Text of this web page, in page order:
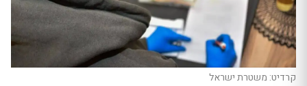
קרדיט: משטרת ישראל